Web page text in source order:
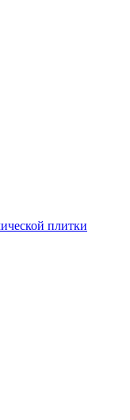
плитки